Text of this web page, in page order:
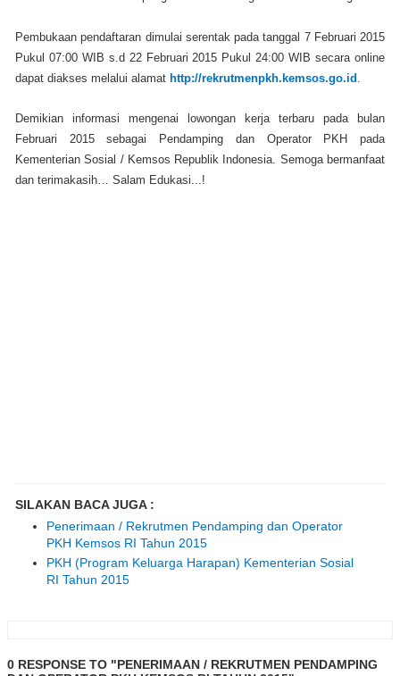
Pembukaan pendaftaran dimulai serentak pada tanggal 7 Februari 2015
Pukul 07:00 WIB s.d 22 Februari 2015 Pukul 24:00 WIB secara online
dapat diakses melalui alamat http://rekrutmenpkh.kemsos.go.id
Demikian informasi mengenai lowongan kerja terbaru pada bulan
Februari 2015 sebagai Pendamping dan Operator PKH pada
Kementerian Sosial / Kemsos Republik Indonesia. Semoga bermanfaat
dan terimakasih… Salam Edukasi...!
SILAKAN BACA JUGA :
Penerimaan / Rekrutmen Pendamping dan Operator
PKH Kemsos RI Tahun 2015
PKH (Program Keluarga Harapan) Kementerian Sosial
RI Tahun 2015
0 RESPONSE TO "PENERIMAAN / REKRUTMEN PENDAMPING